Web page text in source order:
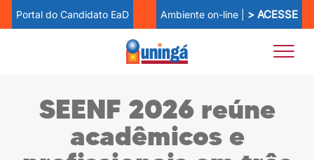
Portal do Candidato EaD Ambiente on-line | > ACESSE
SEENF 2026 reúne
acadêmicos e